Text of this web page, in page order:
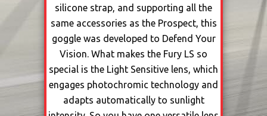
silicone strap, and supporting all the
same accessories as the Prospect, this
goggle was developed to Defend Your
Vision. What makes the Fury LS so
special is the Light Sensitive lens, which
engages photochromic technology and
adapts automatically to sunlight